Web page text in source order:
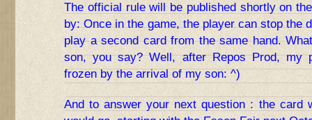
The official rule will be published shortly on
by: Once in the game, the player can stop the
play a second card from the same hand.
son, you say? Well, after Repos Prod, my
frozen by the arrival of my son: ^)
And to answer your next question : the card